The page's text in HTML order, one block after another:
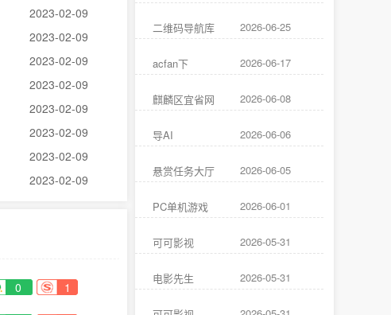
2023-02-09
2023-02-09
2023-02-09
2023-02-09
2023-02-09
2023-02-09
2023-02-09
2023-02-09
1
0
二维码导航库 2026-06-25
acfan下 2026-06-17
麒麟区宜省网 2026-06-08
导AI 2026-06-06
悬赏任务大厅 2026-06-05
PC单机游戏 2026-06-01
可可影视 2026-05-31
电影先生 2026-05-31